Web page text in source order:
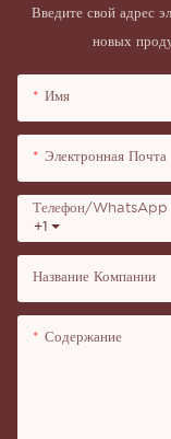
Введите свой адрес
новых
Имя
Электронная Почта
+1
Телефон/WhatsApp
Название Компании
Содержание